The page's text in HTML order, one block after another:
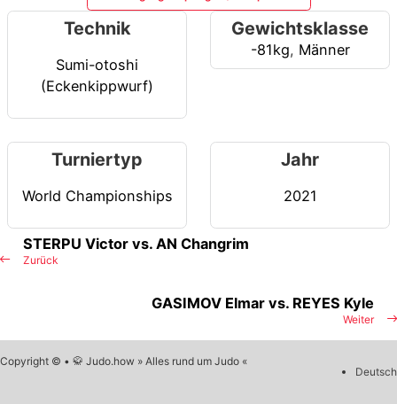
Technik
Sumi-otoshi
(Eckenkippwurf)
Gewichtsklasse
-81kg, Männer
Turniertyp
World Championships
Jahr
2021
Zurück
STERPU Victor vs. AN Changrim
Weiter
GASIMOV Elmar vs. REYES Kyle
Copyright © • 🥋 Judo.how » Alles rund um Judo «
Deutsch